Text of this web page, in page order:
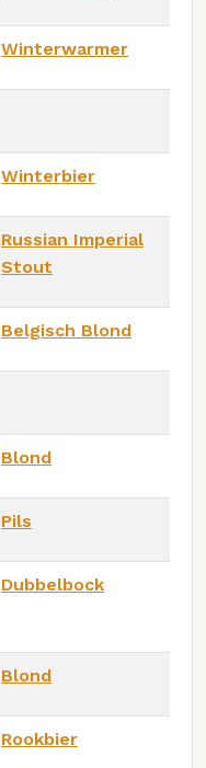
Winterwarmer
Winterbier
Russian Imperial
Stout
Belgisch Blond
Blond
Pils
Dubbelbock
Blond
Rookbier